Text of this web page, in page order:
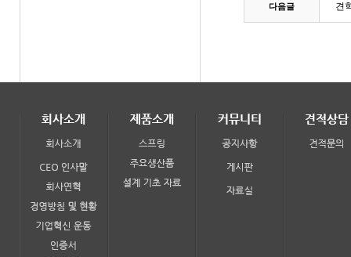
다음글 견